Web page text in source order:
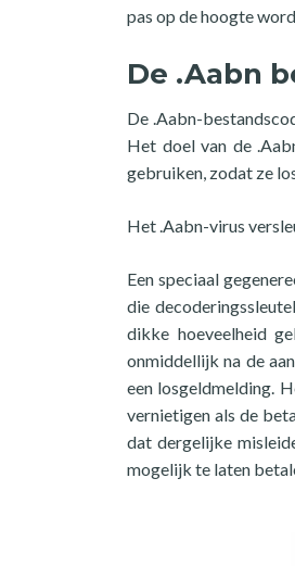
pas op de hoogte
De .Aabn
De .Aabn-
Het doel van de
gebruiken, zodat ze
Het .Aabn-virus
Een speciaal
die
dikke hoeveelheid
onmiddellijk na de
een losgeldmelding.
vernietigen als de
dat dergelijke
mogelijk te laten